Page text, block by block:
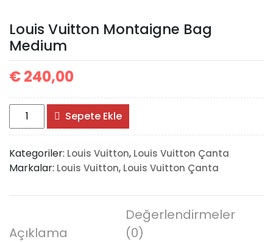
Bag Medium
Louis Vuitton Montaigne Bag
Medium
€240,00
Louis
Vuitton
Montaigne
Bag
Medium
Sepete Ekle
Kategoriler: Louis Vuitton, Louis Vuitton Çanta
Markalar: Louis Vuitton, Louis Vuitton Çanta
Açıklama
Değerlendirmeler
(0)